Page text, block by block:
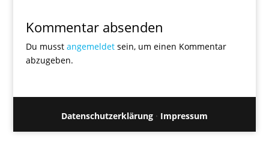
Kommentar absenden
Du musst angemeldetsein, um einen Kommentar
abzugeben.
Datenschutzerklärung· Impressum